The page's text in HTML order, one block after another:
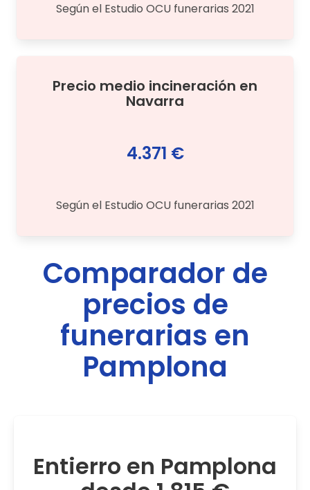
Según el Estudio OCU funerarias 2021
Precio medio incineración en
Navarra
4.371 €
Según el Estudio OCU funerarias 2021
Comparador de
precios de
funerarias en
Pamplona
Entierro en Pamplona